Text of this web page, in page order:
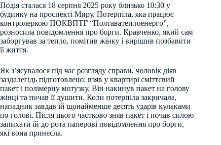
Подія сталася 18 серпня 2025 року близько 10:30 у
будинку на проспекті Миру. Потерпіла, яка працює
контролеркою ПОКВПТГ “Полтаватеплоенерго”,
розносила повідомлення про борги. Кравченко, який сам
заборгував за тепло, помітив жінку і вирішив позбавити
її життя.
Як з’ясувалося під час розгляду справи, чоловік діяв
заздалегідь підготовлено: взяв у квартирі сміттєвий
пакет і полімерну мотузку. Він накинув пакет на голову
жінці та почав її душити. Коли потерпіла закричала,
нападник завдав їй щонайменше десять ударів кулаками
по голові. Після цього частково зняв пакет і почав силою
запихати їй до рота паперові повідомлення про борги,
які вона принесла.